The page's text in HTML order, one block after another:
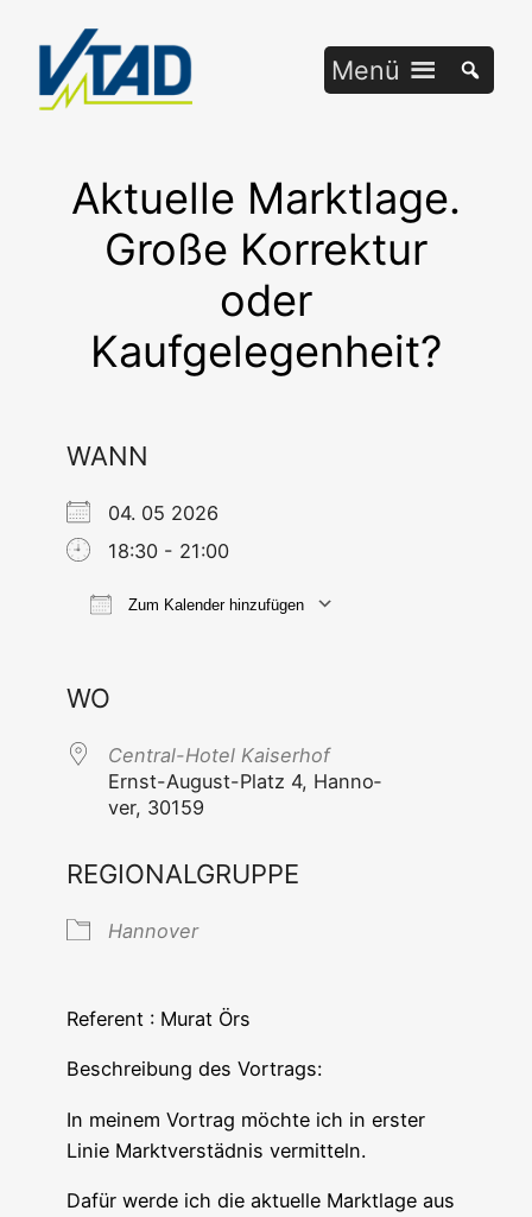
springen
Menü
Aktuelle Marktlage.
Große Korrektur
oder
Kaufgelegenheit?
WANN
04. 05 2026
18:30 - 21:00
Zum Kalender hinzufügen
WO
Cen­tral-Hotel Kaiserhof
Ernst-August-Platz 4, Han­no­
ver, 30159
REGIONALGRUPPE
Han­no­ver
Refe­rent : Murat Örs
Beschrei­bung des Vortrags:
In mei­nem Vor­trag möch­te ich in ers­ter
Linie Markt­ver­städ­nis vermitteln.
Dafür wer­de ich die aktu­el­le Markt­la­ge aus